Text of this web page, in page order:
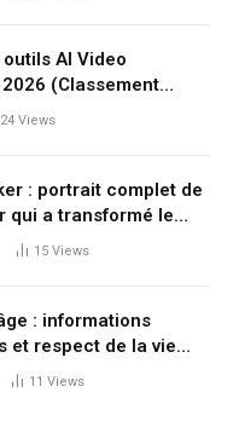
AI Video
(Classement
24 Views
: portrait complet de
qui a transformé le
15 Views
: informations
et respect de la vie
11 Views